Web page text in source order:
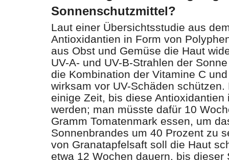
Sonnenschutzmittel?
Laut einer Übersichtsstudie aus
Antioxidantien in Form von
aus Obst und Gemüse die Haut
UV-A- und UV-B-Strahlen der
die Kombination der Vitamine C
wirksam vor UV-Schäden
einige Zeit, bis diese Antioxidantien
werden; man müsste dafür 10
Gramm Tomatenmark essen, um
Sonnenbrandes um 40 Prozent zu
von Granatapfelsaft soll die Haut
etwa 12 Wochen dauern, bis dieser